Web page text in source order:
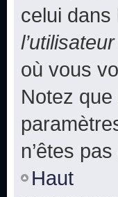
celui
l’utilisateur
où vous
Notez
n’êtes
Haut